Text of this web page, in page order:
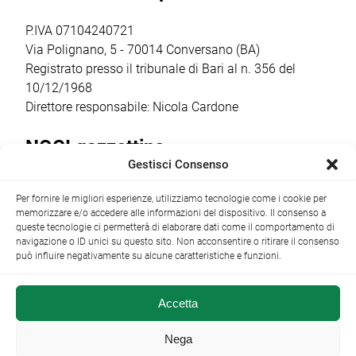
punto […]
stagione sportiva
2026/2027 […]
P.IVA 07104240721
Via Polignano, 5 - 70014 Conversano (BA)
Registrato presso il tribunale di Bari al n. 356 del
10/12/1968
Direttore responsabile: Nicola Cardone
NOCI gazzettino
+39 080 4979274|info@nocigazzettino.it Contatti|
Archivio
NOCI gazzettino.it ©2014 •
Gestisci Consenso
Per fornire le migliori esperienze, utilizziamo tecnologie come i cookie per
memorizzare e/o accedere alle informazioni del dispositivo. Il consenso a
queste tecnologie ci permetterà di elaborare dati come il comportamento di
navigazione o ID unici su questo sito. Non acconsentire o ritirare il consenso
può influire negativamente su alcune caratteristiche e funzioni.
Accetta
Nega